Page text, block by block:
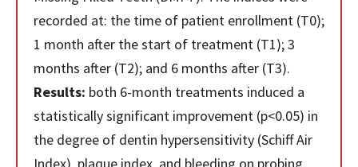
recorded at: the time of patient enrollment (T0);
1 month after the start of treatment (T1); 3
months after (T2); and 6 months after (T3).
Results: both 6-month treatments induced a
statistically significant improvement (p<0.05) in
the degree of dentin hypersensitivity (Schiff Air